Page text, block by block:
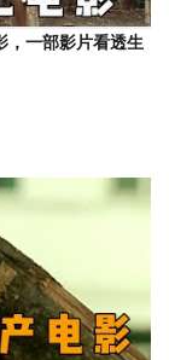
，一部影片看透生